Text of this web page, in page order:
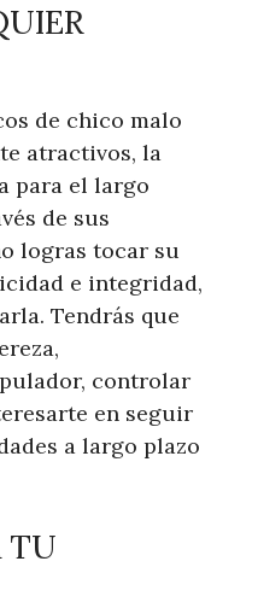
de chico malo
atractivos, la
para el largo
de sus
logras tocar su
e integridad,
Tendrás que
controlar
en seguir
a largo plazo
TU